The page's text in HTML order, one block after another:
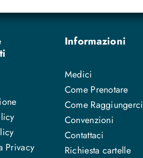
Privacy
Informazioni
Medici
Come Prenotare
Come Raggiungerci
Convenzioni
Contattaci
Richiesta cartelle